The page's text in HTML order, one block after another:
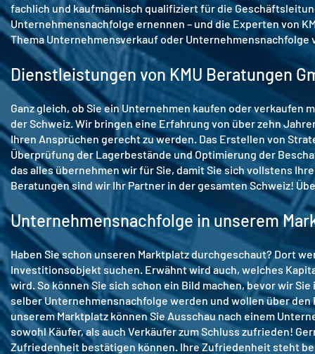
fachlich und kaufmännisch qualifiziert für die
Unternehmensnachfolge ernennen – und die Experten von
Thema Unternehmensverkauf oder Unternehmensnachfolge
Dienstleistungen von KMU Beratungen
Ganz gleich, ob Sie ein Unternehmen kaufen oder verkaufen
der Schweiz. Wir bringen eine Erfahrung von über zehn
Ihren Ansprüchen gerecht zu werden. Das Erstellen von
Überprüfung der Lagerbestände und Optimierung der
das alles übernehmen wir für Sie, damit Sie sich vollstens
Beratungen sind wir Ihr Partner in der gesamten Schweiz!
Unternehmensnachfolge in unserem
Haben Sie schon unseren Marktplatz durchgeschaut? Dort
Investitionsobjekt suchen. Erwähnt wird auch, welches
wird. So können Sie sich schon ein Bild machen, bevor wir
selber Unternehmensnachfolge werden und wollen über
unserem Marktplatz können Sie Ausschau nach einem
sowohl Käufer, als auch Verkäufer zum Schluss zufrieden!
Zufriedenheit bestätigen können. Ihre Zufriedenheit steht